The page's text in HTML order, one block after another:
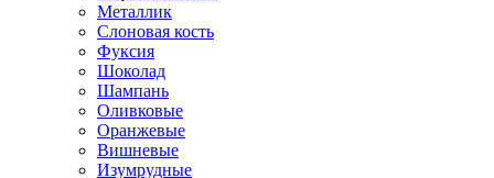
Металлик
Слоновая кость
Фуксия
Шоколад
Шампань
Оливковые
Оранжевые
Вишневые
Изумрудные